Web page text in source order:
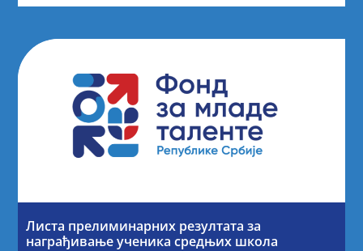
Листа прелиминарних резултата за
награђивање ученика средњих школа